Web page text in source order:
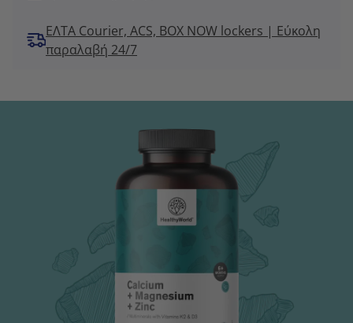
ΕΛΤΑ Courier, ACS, BOX NOW lockers | Εύκολη
παραλαβή 24/7